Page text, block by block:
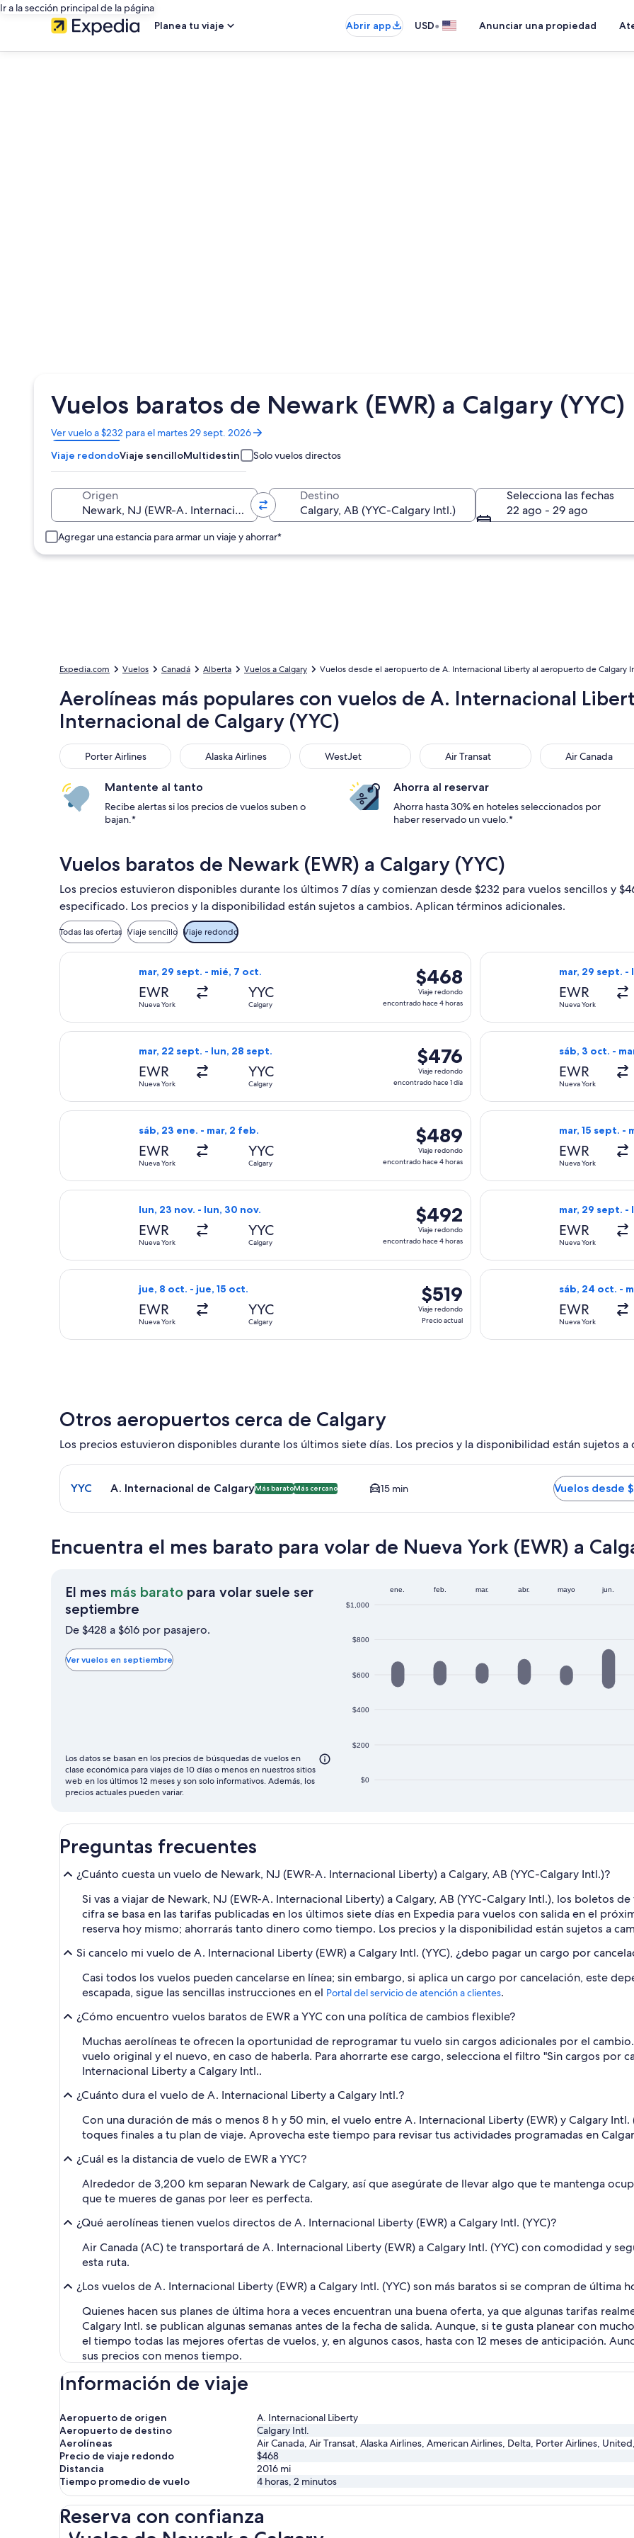
Ir a la sección principal de la página
Planea tu viaje
Abrir app USD• Anunciar una propiedad
Vuelos baratos de Newark (EWR) a Calgary (YYC)
Ver vuelo a $232 para el martes 29 sept. 2026
Se
abrirá
en
una
ventana
Viaje redondoViaje sencilloMultidestino Solo vuelos directos
Origen Destino
Selecciona las fechas
22 ago - 29 ago
Agregar una estancia para armar un viaje y ahorrar*
Expedia.com Vuelos Canadá Alberta Vuelos a Calgary Vuelos desde el aeropuerto de A. Internacional Liberty al aeropuerto de Calgary
Aerolíneas más populares con vuelos de A. Internacional
Internacional de Calgary (YYC)
Porter Airlines
Porter Airlines Alaska Airlines
Alaska Airlines WestJet
WestJet Air Transat
Air Transat Air Canada
Air Canada
Mantente al tanto
Recibe alertas si los precios de vuelos suben o
bajan.*
Ahorra al reservar
Ahorra hasta 30% en hoteles seleccionados por
haber reservado un vuelo.*
Vuelos baratos de Newark (EWR) a Calgary (YYC)
Los precios estuvieron disponibles durante los últimos 7 días y comienzan desde $232 para vuelos sencillos y
especificado. Los precios y la disponibilidad están sujetos a cambios. Aplican términos adicionales.
Todas las ofertas Viaje sencillo Viaje redondo
mar, 29 sept. - mié, 7 oct.
EWR
Nueva York
YYC
Calgary
$468
Viaje
redondo,
encontrado
hace
horas
$468
Viaje redondo
encontrado hace 4 horas
Seleccionar vuelo de Delta, con salida el mar, 29 sept. desde Nueva York hacia Calgary, con
mar, 29 sept. -
EWR
Nueva York
Seleccionar
mar, 22 sept. - lun, 28 sept.
EWR
Nueva York
YYC
Calgary
$476
Viaje
redondo,
encontrado
hace
día
$476
Viaje redondo
encontrado hace 1 día
Seleccionar vuelo de American Airlines, con salida el mar, 22 sept. desde Nueva York hacia
sáb, 3 oct. -
EWR
Nueva York
Seleccionar
sáb, 23 ene. - mar, 2 feb.
EWR
Nueva York
YYC
Calgary
$489
Viaje
redondo,
encontrado
hace
4
horas
$489
Viaje redondo
encontrado hace 4 horas
Seleccionar vuelo de Delta, con salida el sáb, 23 ene. desde Nueva York hacia Calgary, con
mar, 15 sept. -
EWR
Nueva York
Seleccionar
lun, 23 nov. - lun, 30 nov.
EWR
Nueva York
YYC
Calgary
$492
Viaje
redondo,
encontrado
hace
horas
$492
Viaje redondo
encontrado hace 4 horas
Seleccionar vuelo de American Airlines, con salida el lun, 23 nov. desde Nueva York hacia
mar, 29 sept. -
EWR
Nueva York
Seleccionar
jue, 8 oct. - jue, 15 oct.
EWR
Nueva York
YYC
Calgary
$519
Viaje
redondo,
$519
Viaje redondo
Precio actual
Seleccionar vuelo de Porter Airlines, con salida el jue, 8 oct. desde Nueva York hacia Calgary, con
sáb, 24 oct. -
EWR
Nueva York
Seleccionar
Otros aeropuertos cerca de Calgary
Los precios estuvieron disponibles durante los últimos siete días. Los precios y la disponibilidad están sujetos a
Seleccionar vuelo a A. Internacional de Calgary YYC. Opción más barata y cercana disponible. El tiempo
YYC A. Internacional de CalgaryMás baratoMás cercano 15 min Vuelos desde
Encuentra el mes barato para volar de Nueva York (EWR) a
El mes más barato para volar suele ser
septiembre
mes
barato
para
De $428 a $616 por pasajero.
Ver vuelos en septiembre
$0
$200
$400
$600
$800
$1,000
ene. feb. mar. abr. mayo jun.
Los datos se basan en los precios de búsquedas de vuelos en
clase económica para viajes de 10 días o menos en nuestros sitios
web en los últimos 12 meses y son solo informativos. Además, los
precios actuales pueden variar.
Preguntas frecuentes
¿Cuánto cuesta un vuelo de Newark, NJ (EWR-A. Internacional Liberty) a Calgary, AB (YYC-Calgary Intl.)?
Si vas a viajar de Newark, NJ (EWR-A. Internacional Liberty) a Calgary, AB (YYC-Calgary Intl.), los boletos
cifra se basa en las tarifas publicadas en los últimos siete días en Expedia para vuelos con salida en el
reserva hoy mismo; ahorrarás tanto dinero como tiempo. Los precios y la disponibilidad están sujetos a
Si cancelo mi vuelo de A. Internacional Liberty (EWR) a Calgary Intl. (YYC), ¿debo pagar un cargo por
Casi todos los vuelos pueden cancelarse en línea; sin embargo, si aplica un cargo por cancelación, este
escapada, sigue las sencillas instrucciones en el Portal del servicio de atención a clientes.
¿Cómo encuentro vuelos baratos de EWR a YYC con una política de cambios flexible?
Muchas aerolíneas te ofrecen la oportunidad de reprogramar tu vuelo sin cargos adicionales por el
vuelo original y el nuevo, en caso de haberla. Para ahorrarte ese cargo, selecciona el filtro "Sin cargos por
Internacional Liberty a Calgary Intl..
¿Cuánto dura el vuelo de A. Internacional Liberty a Calgary Intl.?
Con una duración de más o menos 8 h y 50 min, el vuelo entre A. Internacional Liberty (EWR) y Calgary
toques finales a tu plan de viaje. Aprovecha este tiempo para revisar tus actividades programadas en
¿Cuál es la distancia de vuelo de EWR a YYC?
Alrededor de 3,200 km separan Newark de Calgary, así que asegúrate de llevar algo que te mantenga
que te mueres de ganas por leer es perfecta.
¿Qué aerolíneas tienen vuelos directos de A. Internacional Liberty (EWR) a Calgary Intl. (YYC)?
Air Canada (AC) te transportará de A. Internacional Liberty (EWR) a Calgary Intl. (YYC) con comodidad y
esta ruta.
¿Los vuelos de A. Internacional Liberty (EWR) a Calgary Intl. (YYC) son más baratos si se compran de última
Quienes hacen sus planes de última hora a veces encuentran una buena oferta, ya que algunas tarifas
Calgary Intl. se publican algunas semanas antes de la fecha de salida. Aunque, si te gusta planear con
el tiempo todas las mejores ofertas de vuelos, y, en algunos casos, hasta con 12 meses de anticipación.
sus precios con menos tiempo.
Información de viaje
Aeropuerto de origen
A. Internacional Liberty
Aeropuerto de destino
Calgary Intl.
Aerolíneas
Air Canada, Air Transat, Alaska Airlines, American Airlines, Delta, Porter Airlines,
Precio de viaje redondo
$468
Distancia
2016 mi
Tiempo promedio de vuelo
4 horas, 2 minutos
Reserva con confianza
Vuelos de Newark a Calgary